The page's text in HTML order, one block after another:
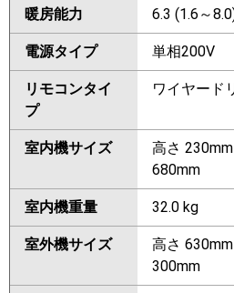
暖房能力 6.3 (1.6～
電源タイプ 単相200V
リモコンタイ
プ
ワイヤード
室内機サイズ
高さ
680mm
室内機重量 32.0 kg
室外機サイズ
高さ
300mm